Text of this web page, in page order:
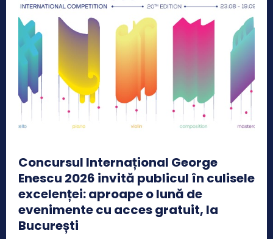
Concursul Internațional George
Enescu 2026 invită publicul în culisele
excelenței: aproape o lună de
evenimente cu acces gratuit, la
București